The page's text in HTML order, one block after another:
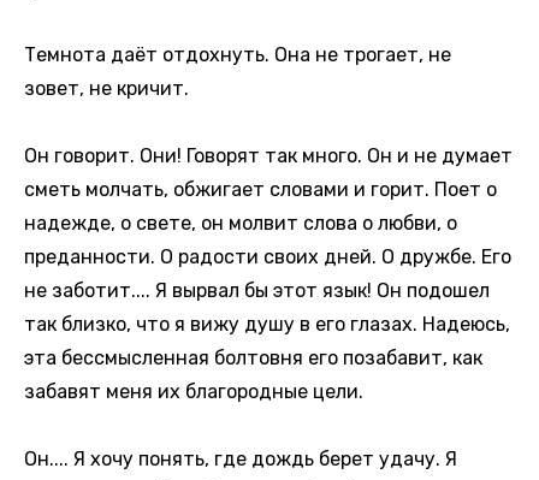
Темнота даёт отдохнуть. Она не трогает, не
зовет, не кричит.
Он говорит. Они! Говорят так много. Он и не думает
сметь молчать, обжигает словами и горит. Поет о
надежде, о свете, он молвит слова о любви, о
преданности. О радости своих дней. О дружбе. Его
не заботит.... Я вырвал бы этот язык! Он подошел
так близко, что я вижу душу в его глазах. Надеюсь,
эта бессмысленная болтовня его позабавит, как
забавят меня их благородные цели.
Он.... Я хочу понять, где дождь берет удачу. Я